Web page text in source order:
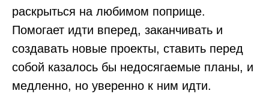
раскрыться на любимом поприще.
Помогает идти вперед, заканчивать и
создавать новые проекты, ставить перед
собой казалось бы недосягаемые планы, и
медленно, но уверенно к ним идти.